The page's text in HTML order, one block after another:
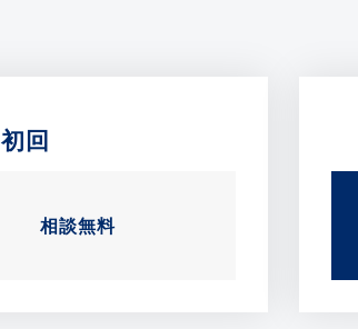
初回
相談無料